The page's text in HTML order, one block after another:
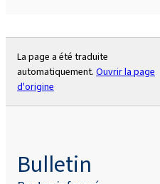
La page a été traduite
automatiquement. Ouvrir la page
d'origine
Bulletin